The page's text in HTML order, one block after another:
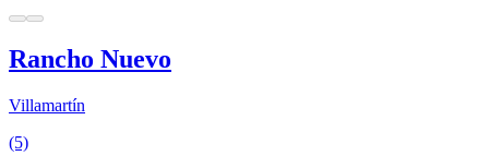
Rancho Nuevo
Villamartín
(5)